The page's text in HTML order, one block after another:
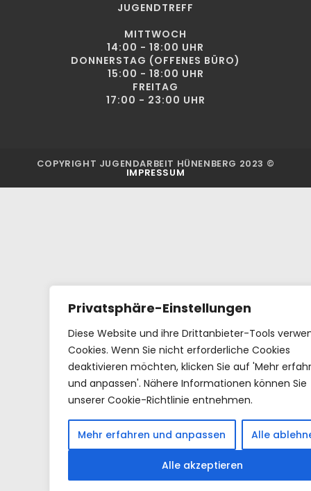
Privatsphäre-Einstellungen
Diese Website und ihre Drittanbieter-Tools
Cookies. Wenn Sie nicht erforderliche Cookies
deaktivieren möchten, klicken Sie auf 'Mehr
und anpassen'. Nähere Informationen können Sie
unserer Cookie-Richtlinie entnehmen.
Mehr erfahren und anpassen Alle
Alle akzeptieren
JUGENDTREFF
MITTWOCH
14:00 - 18:00 UHR
DONNERSTAG (OFFENES BÜRO)
15:00 - 18:00 UHR
FREITAG
17:00 - 23:00 UHR
COPYRIGHT JUGENDARBEIT HÜNENBERG 2023 ©
IMPRESSUM